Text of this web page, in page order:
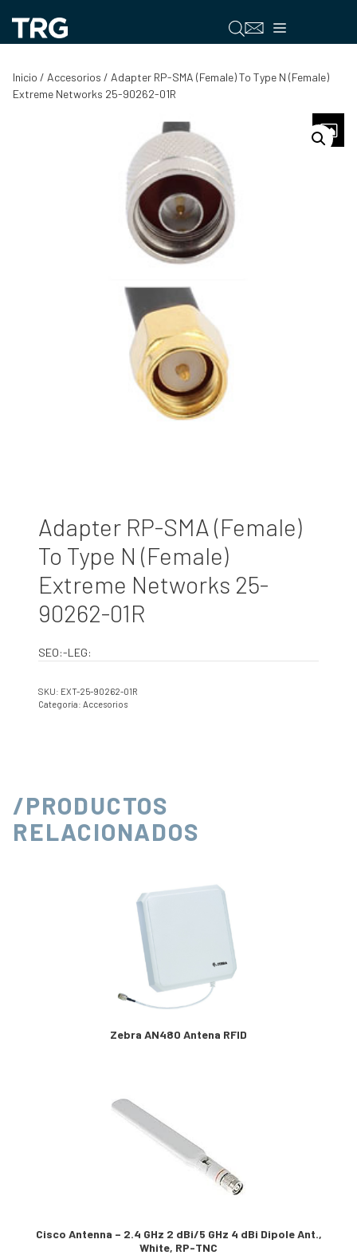
contenido
Menú
Inicio / Accesorios / Adapter RP-SMA (Female) To Type N (Female)
Extreme Networks 25-90262-01R
Adapter RP-SMA (Female)
To Type N (Female)
Extreme Networks 25-
90262-01R
SEO:-LEG:
SKU: EXT-25-90262-01R
Categoría: Accesorios
/PRODUCTOS
RELACIONADOS
Zebra AN480 Antena RFID
Cisco Antenna – 2.4 GHz 2 dBi/5 GHz 4 dBi Dipole Ant.,
White, RP-TNC